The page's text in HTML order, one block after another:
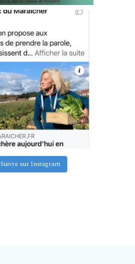
Suivre sur Instagram